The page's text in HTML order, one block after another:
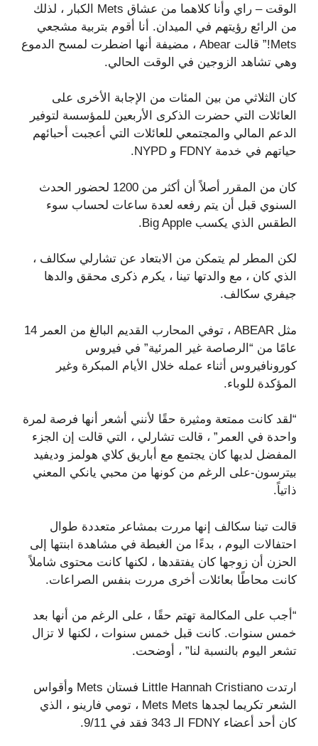
الوقت – راي وأنا كلاهما من عشاق Mets الكبار ، لذلك
من الرائع رؤيتهم في الميدان. أنا أقوم بتربية مشجعي
Mets!” قالت Abear ، مضيفة أنها اضطرت لمسح الدموع
وهي تشاهد الزوجين في الوقت الحالي.
كان الثلاثي من بين المئات من الإجابة الأخرى على
العائلات التي حضرت الذكرى الأربعين للمؤسسة لتوفير
الدعم المالي والمجتمعي للعائلات التي أعجبت أحبائهم
حياتهم في خدمة FDNY و NYPD.
كان من المقرر أصلاً أن أكثر من 1200 لحضور الحدث
السنوي قبل أن يتم رفعه لعدة ساعات لحساب سوء
الطقس الذي يكسب Big Apple.
لكن المطر لم يتمكن من الابتعاد عن تشارلي سكالف ،
الذي كان ، مع والدتها تينا ، يكرم ذكرى محقق والدها
جيفري سكالف.
مثل ABEAR ، توفي المحارب القديم البالغ من العمر 14
عامًا من “الرصاصة غير المرئية” في فيروس
كورونافيروس أثناء عمله خلال الأيام المبكرة وغير
المؤكدة للوباء.
“لقد كانت ممتعة ومثيرة حقًا لأنني أشعر أنها فرصة لمرة
واحدة في العمر” ، قالت تشارلي ، التي قالت إن الجزء
المفضل لديها كان يجتمع مع أباريق كلاي هولمز وديفيد
بيترسون-على الرغم من كونها من محبي يانكي المعني
ذاتياً.
قالت تينا سكالف إنها مررت بمشاعر متعددة طوال
احتفالات اليوم ، بدءًا من الغبطة في مشاهدة ابنتها إلى
الحزن أن زوجها كان يفتقدها ، لكنها كانت محتوى شاملاً
كانت محاطًا بعائلات أخرى مررت بنفس الصراعات.
“أجب على المكالمة تهتم حقًا ، على الرغم من أنها بعد
خمس سنوات. كانت قبل خمس سنوات ، لكنها لا تزال
تشعر اليوم بالنسبة لنا” ، أوضحت.
ارتدت Little Hannah Cristiano فستان Mets وأقواس
الشعر تكريما لجدها Mets Mets ، تومي فارينو ، الذي
كان أحد أعضاء FDNY الـ 343 فقد في 9/11.